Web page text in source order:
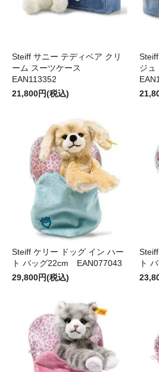
Steiff サニー テディベア クリ
ーム スーツケース
EAN113352
21,800円(税込)
ジ
Steiff ケリー ドッグ イン ハー
ト バッグ22cm EAN077043
29,800円(税込)
ト